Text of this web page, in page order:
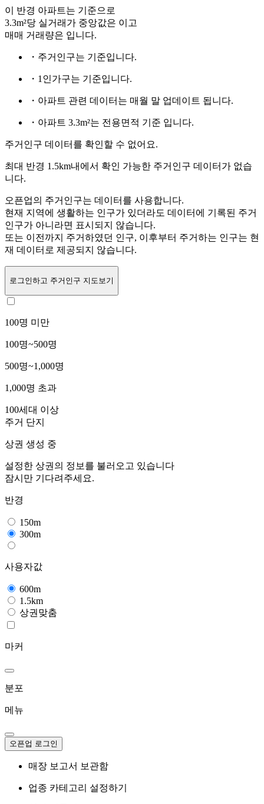
이 반경 아파트는 기준으로
3.3m²당 실거래가 중앙값은 이고
매매 거래량은 입니다.
・주거인구는 기준입니다.
・1인가구는 기준입니다.
・아파트 관련 데이터는 매월 말 업데이트 됩니다.
・아파트 3.3m²는 전용면적 기준 입니다.
주거인구 데이터를 확인할 수 없어요.
최대 반경 1.5km내에서 확인 가능한 주거인구 데이터가 없습
니다.
오픈업의 주거인구는 데이터를 사용합니다.
현재 지역에 생활하는 인구가 있더라도 데이터에 기록된 주거
인구가 아니라면 표시되지 않습니다.
또는 이전까지 주거하였던 인구, 이후부터 주거하는 인구는 현
재 데이터로 제공되지 않습니다.
로그인하고 주거인구 지도보기
100명 미만
100명~500명
500명~1,000명
1,000명 초과
100세대 이상
주거 단지
상권 생성 중
설정한 상권의 정보를 불러오고 있습니다
잠시만 기다려주세요.
반경
150m
300m
사용자값
600m
1.5km
상권맞춤
마커
분포
메뉴
오픈업 로그인
매장 보고서 보관함
업종 카테고리 설정하기